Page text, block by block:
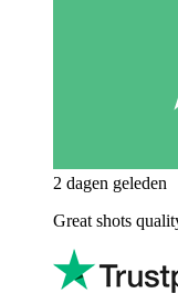
2 dagen geleden
Great shots